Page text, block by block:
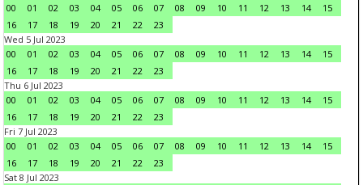
00
01 02 03 04 05 06 07 08 09 10 11 12 13 14
15
16
17 18 19 20 21 22
23
Wed 5 Jul 2023
00
01 02 03 04 05 06 07 08 09 10 11 12 13 14
15
16
17 18 19 20 21 22
23
Thu 6 Jul 2023
00
01 02 03 04 05 06 07 08 09 10 11 12 13 14
15
16
17 18 19 20 21 22
23
Fri 7 Jul 2023
00
01 02 03 04 05 06 07 08 09 10 11 12 13 14
15
16
17 18 19 20 21 22
23
Sat 8 Jul 2023